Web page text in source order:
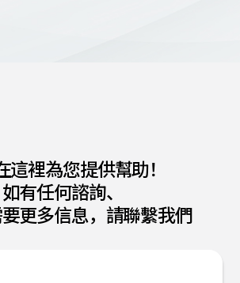
這裡為您提供幫助！
如有任何諮詢、
更多信息，請聯繫我們